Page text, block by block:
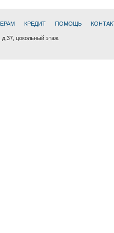
КРЕДИТ ПОМОЩЬ
д.37, цокольный этаж.